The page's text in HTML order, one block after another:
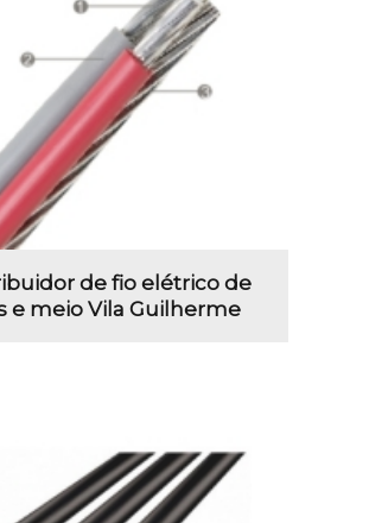
de fio elétrico de
e meio Vila Guilherme